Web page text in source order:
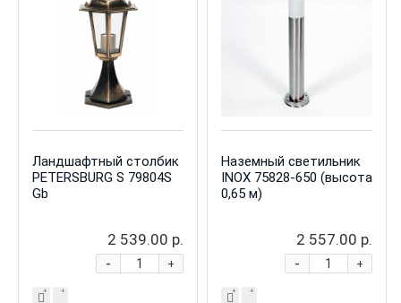
Ландшафтный столбик
PETERSBURG S 79804S
Gb
2 539.00 р.
+
-
Наземный светильник
INOX 75828-650 (высота
0,65 м)
2 557.00 р.
+
-